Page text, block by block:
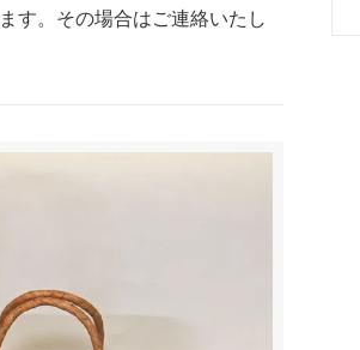
す。その場合はご連絡いたし